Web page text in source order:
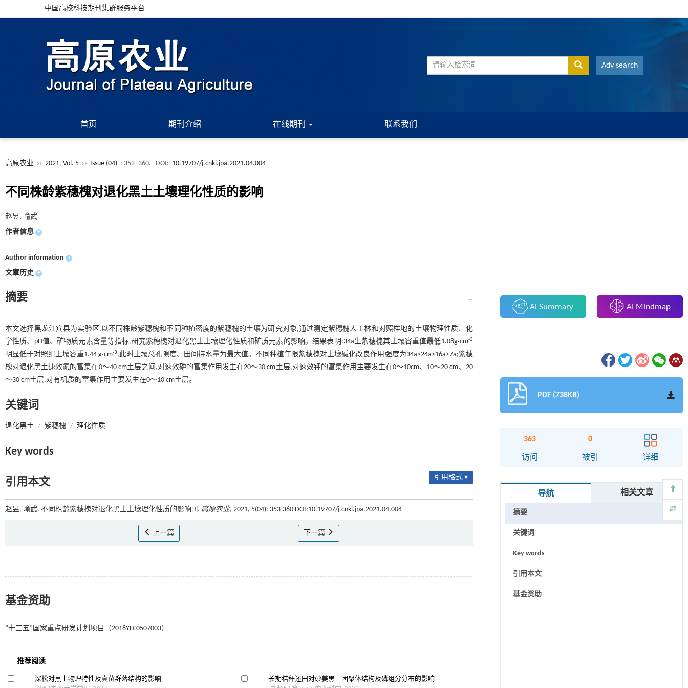
中国高校科技期刊集群服务平台
Adv search
首页 期刊介绍 在线期刊 联系我们
高原农业 ›› 2021, Vol. 5 ›› Issue (04) : 353 -360. DOI: 10.19707/j.cnki.jpa.2021.04.004
不同株龄紫穗槐对退化黑土土壤理化性质的影响
赵昱, 喻武
作者信息 +
Author information +
文章历史 +
摘要
本文选择黑龙江宾县为实验区,以不同株龄紫穗槐和不同种植密度的紫穗槐的土壤为研究对象,通过测定紫穗槐人工林和对照样地的土壤物理性质、化
学性质、pH值、矿物质元素含量等指标,研究紫穗槐对退化黑土土壤理化性质和矿质元素的影响。结果表明:34a生紫穗槐其土壤容重值最低1.08g·cm-3
明显低于对照组土壤容重1.44 g·cm-3,此时土壤总孔隙度、田间持水量为最大值。不同种植年限紫穗槐对土壤碱化改良作用强度为34a>24a>16a>7a;紫穗
槐对退化黑土速效氮的富集在0～40 cm土层之间,对速效磷的富集作用发生在20～30 cm土层,对速效钾的富集作用主要发生在0～10cm、10～20 cm、20
～30 cm土层,对有机质的富集作用主要发生在0～10 cm土层。
关键词
退化黑土 / 紫穗槐 / 理化性质
Key words
引用本文 引用格式 ▾
赵昱, 喻武. 不同株龄紫穗槐对退化黑土土壤理化性质的影响[J]. 高原农业, 2021, 5(04): 353-360 DOI:10.19707/j.cnki.jpa.2021.04.004
上一篇 下一篇
基金资助
“十三五”国家重点研发计划项目（2018YFC0507003）
AI Summary AI Mindmap
PDF (738KB)
363
访问
0
被引 详细
导航 相关文章
摘要
关键词
Key words
引用本文
基金资助